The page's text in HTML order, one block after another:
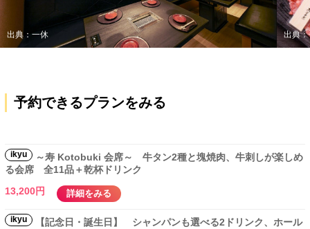
出典：一休 出典
予約できるプランをみる
ikyu
～寿 Kotobuki 会席～ 牛タン2種と塊焼肉、牛刺しが楽しめ
る会席 全11品＋乾杯ドリンク
13,200円
詳細をみる
ikyu
【記念日・誕生日】 シャンパンも選べる2ドリンク、ホール